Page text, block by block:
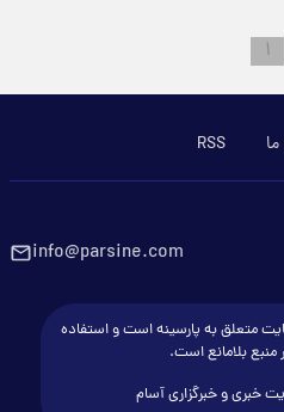
۱
RSS
info@parsine.com
متعلق به پارسینه است و استفاده
منبع بلامانع است.
خبری و خبرگزاری آسام